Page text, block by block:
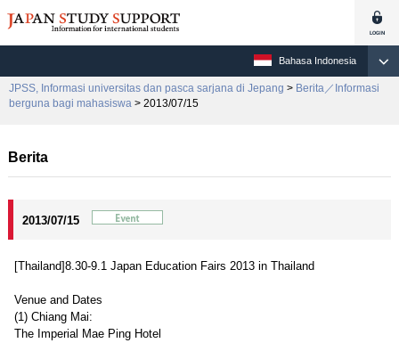
Bahasa Indonesia
JPSS, Informasi universitas dan pasca sarjana di Jepang > Berita／Informasi
berguna bagi mahasiswa > 2013/07/15
Berita
2013/07/15
[Thailand]8.30-9.1 Japan Education Fairs 2013 in Thailand
Venue and Dates
(1) Chiang Mai:
The Imperial Mae Ping Hotel